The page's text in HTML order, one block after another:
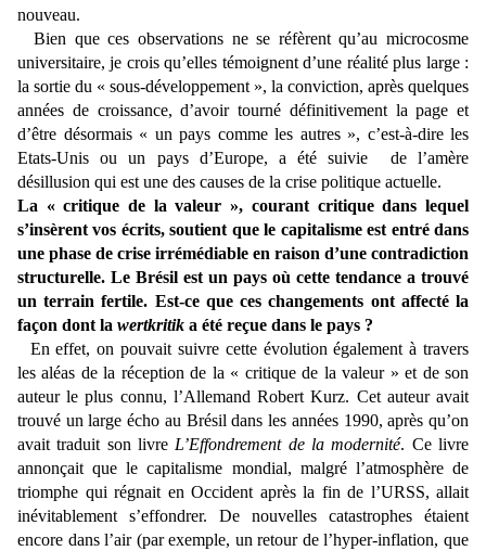
nouveau.
Bien que ces observations ne se réfèrent qu’au microcosme
universitaire, je crois qu’elles témoignent d’une réalité plus large :
la sortie du « sous-développement », la conviction, après quelques
années de croissance, d’avoir tourné définitivement la page et
d’être désormais « un pays comme les autres », c’est-à-dire les
Etats-Unis ou un pays d’Europe, a été suivie de l’amère
désillusion qui est une des causes de la crise politique actuelle.
La « critique de la valeur », courant critique dans lequel
s’insèrent vos écrits, soutient que le capitalisme est entré dans
une phase de crise irrémédiable en raison d’une contradiction
structurelle. Le Brésil est un pays où cette tendance a trouvé
un terrain fertile. Est-ce que ces changements ont affecté la
façon dont la wertkritik a été reçue dans le pays ?
En effet, on pouvait suivre cette évolution également à travers
les aléas de la réception de la « critique de la valeur » et de son
auteur le plus connu, l’Allemand Robert Kurz. Cet auteur avait
trouvé un large écho au Brésil dans les années 1990, après qu’on
avait traduit son livre L’Effondrement de la modernité. Ce livre
annonçait que le capitalisme mondial, malgré l’atmosphère de
triomphe qui régnait en Occident après la fin de l’URSS, allait
inévitablement s’effondrer. De nouvelles catastrophes étaient
encore dans l’air (par exemple, un retour de l’hyper-inflation, que